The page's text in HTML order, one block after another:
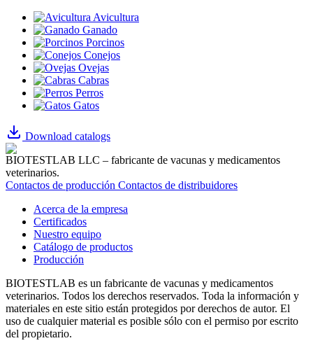
Avicultura
Ganado
Porcinos
Conejos
Ovejas
Cabras
Perros
Gatos
Download catalogs
BIOTESTLAB LLC – fabricante de vacunas y medicamentos
veterinarios.
Contactos de producción Contactos de distribuidores
Acerca de la empresa
Certificados
Nuestro equipo
Catálogo de productos
Producción
BIOTESTLAB es un fabricante de vacunas y medicamentos
veterinarios. Todos los derechos reservados. Toda la información y
materiales en este sitio están protegidos por derechos de autor. El
uso de cualquier material es posible sólo con el permiso por escrito
del propietario.